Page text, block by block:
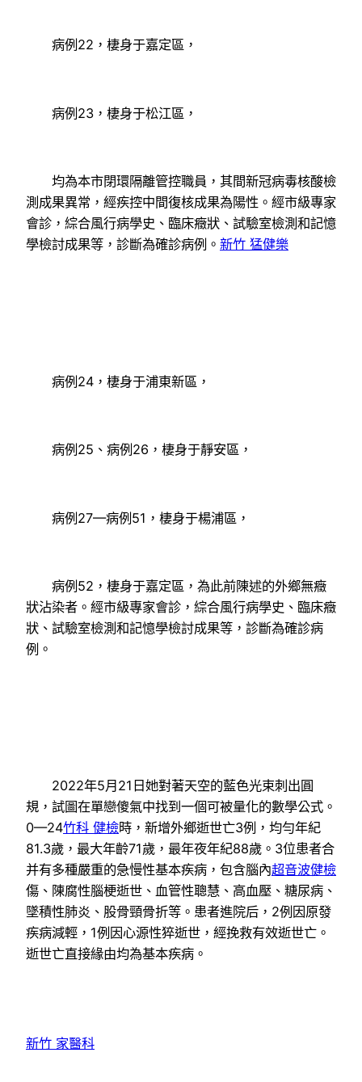
病例22，棲身于嘉定區，
病例23，棲身于松江區，
均為本市閉環隔離管控職員，其間新冠病毒核酸檢
測成果異常，經疾控中間復核成果為陽性。經市級專家
會診，綜合風行病學史、臨床癥狀、試驗室檢測和記憶
學檢討成果等，診斷為確診病例。 新竹 猛健樂
病例24，棲身于浦東新區，
病例25、病例26，棲身于靜安區，
病例27—病例51，棲身于楊浦區，
病例52，棲身于嘉定區，為此前陳述的外鄉無癥
狀沾染者。經市級專家會診，綜合風行病學史、臨床癥
狀、試驗室檢測和記憶學檢討成果等，診斷為確診病
例。
2022年5月21日她對著天空的藍色光束刺出圓
規，試圖在單戀傻氣中找到一個可被量化的數學公式。
0—24竹科 健檢時，新增外鄉逝世亡3例，均勻年紀
81.3歲，最大年齡71歲，最年夜年紀88歲。3位患者合
并有多種嚴重的急慢性基本疾病，包含腦內超音波健檢
傷、陳腐性腦梗逝世、血管性聰慧、高血壓、糖尿病、
墜積性肺炎、股骨頸骨折等。患者進院后，2例因原發
疾病減輕，1例因心源性猝逝世，經挽救有效逝世亡。
逝世亡直接緣由均為基本疾病。
新竹 家醫科